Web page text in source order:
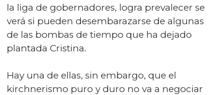
la liga de gobernadores, logra prevalecer se
verá si pueden desembarazarse de algunas
de las bombas de tiempo que ha dejado
plantada Cristina.
Hay una de ellas, sin embargo, que el
kirchnerismo puro y duro no va a negociar